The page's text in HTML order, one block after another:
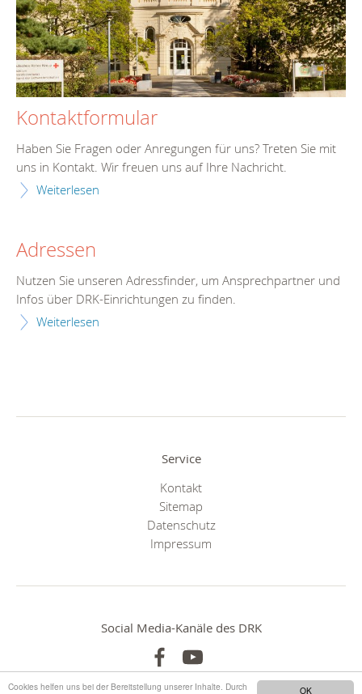
OK
Cookies helfen uns bei der Bereitstellung unserer Inhalte. Durch
Kontaktformular
Haben Sie Fragen oder Anregungen für uns? Treten Sie mit
uns in Kontakt. Wir freuen uns auf Ihre Nachricht.
Weiterlesen
Adressen
Nutzen Sie unseren Adressfinder, um Ansprechpartner und
Infos über DRK-Einrichtungen zu finden.
Weiterlesen
Service
Kontakt
Sitemap
Datenschutz
Impressum
Social Media-Kanäle des DRK